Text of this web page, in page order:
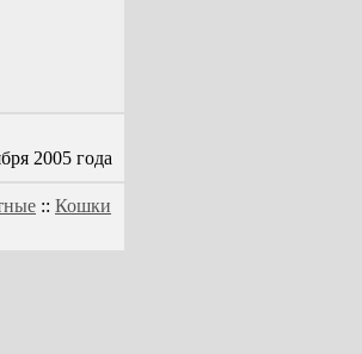
2005 года
:: Кошки